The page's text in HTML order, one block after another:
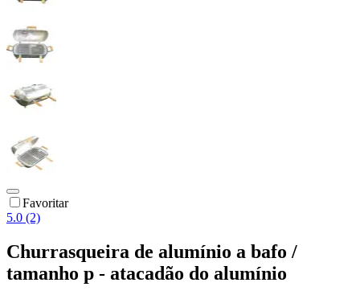
Favoritar
5.0 (2)
Churrasqueira de alumínio a bafo /
tamanho p - atacadão do alumínio